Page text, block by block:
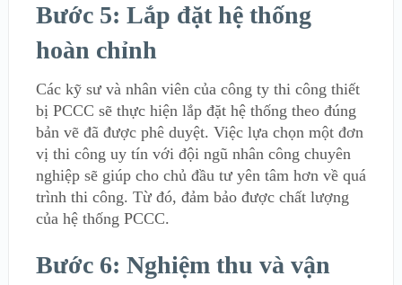
Bước 5: Lắp đặt hệ thống
hoàn chỉnh
Các kỹ sư và nhân viên của công ty thi công thiết
bị PCCC sẽ thực hiện lắp đặt hệ thống theo đúng
bản vẽ đã được phê duyệt. Việc lựa chọn một đơn
vị thi công uy tín với đội ngũ nhân công chuyên
nghiệp sẽ giúp cho chủ đầu tư yên tâm hơn về quá
trình thi công. Từ đó, đảm bảo được chất lượng
của hệ thống PCCC.
Bước 6: Nghiệm thu và vận